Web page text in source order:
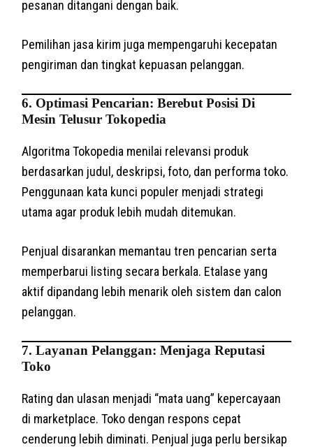
pesanan ditangani dengan baik.
Pemilihan jasa kirim juga mempengaruhi kecepatan
pengiriman dan tingkat kepuasan pelanggan.
6. Optimasi Pencarian: Berebut Posisi Di
Mesin Telusur Tokopedia
Algoritma Tokopedia menilai relevansi produk
berdasarkan judul, deskripsi, foto, dan performa toko.
Penggunaan kata kunci populer menjadi strategi
utama agar produk lebih mudah ditemukan.
Penjual disarankan memantau tren pencarian serta
memperbarui listing secara berkala. Etalase yang
aktif dipandang lebih menarik oleh sistem dan calon
pelanggan.
7. Layanan Pelanggan: Menjaga Reputasi
Toko
Rating dan ulasan menjadi “mata uang” kepercayaan
di marketplace. Toko dengan respons cepat
cenderung lebih diminati. Penjual juga perlu bersikap